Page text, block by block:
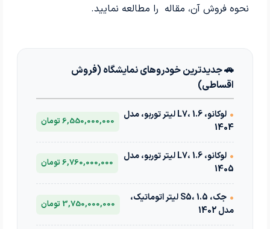
نحوه فروش آن، مقاله را مطالعه نمایید.
🚗 جدیدترین خودروهای نمایشگاه (فروش
اقساطی)
•
لوکانو، L7، 1.6 لیتر توربو، مدل
1404
6,550,000,000 تومان
•
لوکانو، L7، 1.6 لیتر توربو، مدل
1405
6,760,000,000 تومان
•
جک، S5، 1.5 لیتر اتوماتیک،
مدل 1402
3,750,000,000 تومان